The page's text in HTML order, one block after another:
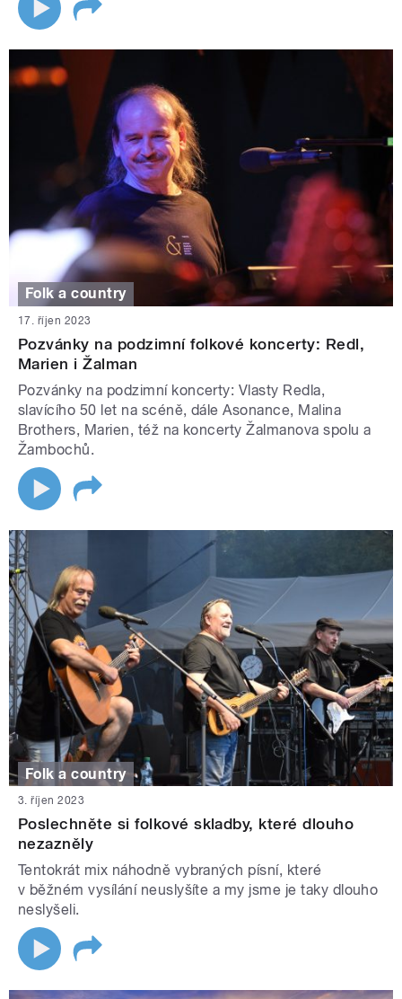
Folk a country
17. říjen 2023
Pozvánky na podzimní folkové koncerty: Redl,
Marien i Žalman
Pozvánky na podzimní koncerty: Vlasty Redla,
slavícího 50 let na scéně, dále Asonance, Malina
Brothers, Marien, též na koncerty Žalmanova spolu a
Žambochů.
Folk a country
3. říjen 2023
Poslechněte si folkové skladby, které dlouho
nezazněly
Tentokrát mix náhodně vybraných písní, které
v běžném vysílání neuslyšíte a my jsme je taky dlouho
neslyšeli.